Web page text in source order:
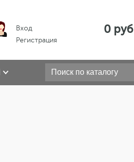
Вход
Регистрация
0 руб